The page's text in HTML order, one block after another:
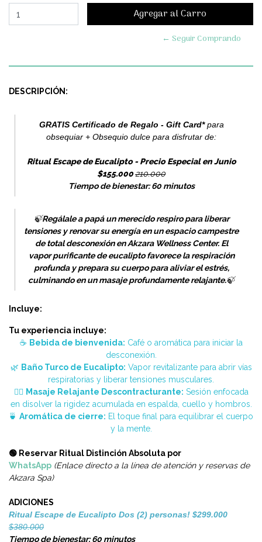
← Seguir Comprando
DESCRIPCIÓN:
GRATIS Certificado de Regalo - Gift Card*para
obsequiar + Obsequio dulce para disfrutar de:
Ritual Escape de Eucalipto - Precio Especial en Junio
$155.000210.000
Tiempo de bienestar: 60 minutos
🍃Regálale a papá un merecido respiro para liberar
tensiones y renovar su energía en un espacio campestre
de total desconexión en Akzara Wellness Center. El
vapor purificante de eucalipto favorece la respiración
profunda y prepara su cuerpo para aliviar el estrés,
culminando en un masaje profundamente relajante.🍃
Incluye:
Tu experiencia incluye:
☕ Bebida de bienvenida: Café o aromática para iniciar la
desconexión.
🌿 Baño Turco de Eucalipto: Vapor revitalizante para abrir vías
respiratorias y liberar tensiones musculares.
💆‍♂️ Masaje Relajante Descontracturante: Sesión enfocada
en disolver la rigidez acumulada en espalda, cuello y hombros.
🍵 Aromática de cierre: El toque final para equilibrar el cuerpo
y la mente.
🟢 Reservar Ritual Distinción Absoluta por
WhatsApp (Enlace directo a la línea de atención y reservas de
Akzara Spa)
ADICIONES
Ritual Escape de Eucalipto Dos (2) personas! $299.000
$380.000
Tiempo de bienestar: 60 minutos